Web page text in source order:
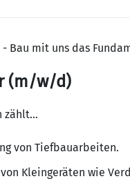
Bau mit uns das
(m/w/d)
zählt…
von Tiefbauarbeiten.
Kleingeräten wie